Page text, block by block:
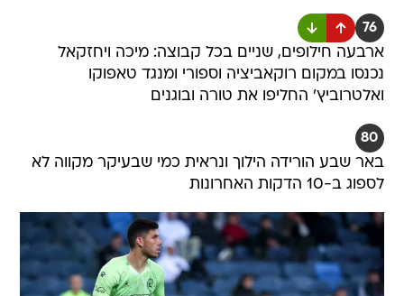
76
ארבעה חילופים, שניים בכל קבוצה: מיכה ויחזקאל
נכנסו במקום רוקאביציה וספורי ומנגד טאפוקו
ואלטרוביץ' החליפו את טורה ובוגנים
80
באר שבע הורידה הילוך ונראית כמי שבעיקר מקווה לא
לספוג ב-10 הדקות האחרונות